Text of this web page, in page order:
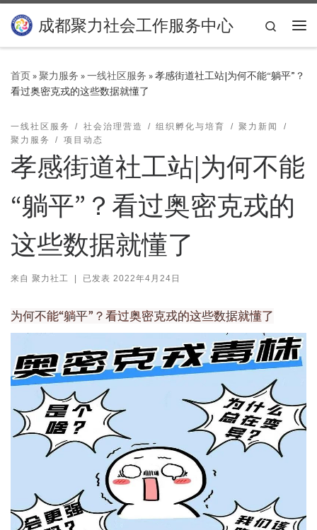
Skip to content
成都聚力社会工作服务中心
Search
首页»聚力服务 »一线社区服务 »孝感街道社工站|为何不能“躺平”？
看过奥密克戎的这些数据就懂了
一线社区服务 社会治理营造 组织孵化与培育
聚力新闻
聚力服务
项目动态
孝感街道社工站|为何不能
“躺平”？看过奥密克戎的
这些数据就懂了
来自 聚力社工 已发表 2022年4月24日
为何不能“躺平”？看过奥密克戎的这些数据就懂了